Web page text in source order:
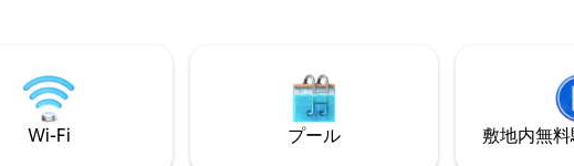
上のお客様には、無料の空港送迎サービ
スを提供しています。
ける広々とした3.5ルーム構造で、
室、リビング、キッチン、バスル
を備えています。家族旅行、友人
団体旅行のお客様に適しており
Wi-Fi プール 敷地内無